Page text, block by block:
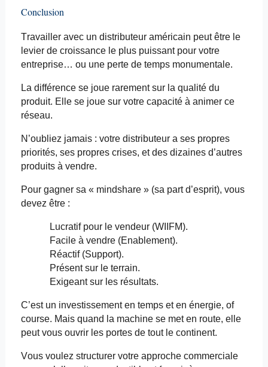
Conclusion
Travailler avec un distributeur américain peut être le
levier de croissance le plus puissant pour votre
entreprise… ou une perte de temps monumentale.
La différence se joue rarement sur la qualité du
produit. Elle se joue sur votre capacité à animer ce
réseau.
N’oubliez jamais : votre distributeur a ses propres
priorités, ses propres crises, et des dizaines d’autres
produits à vendre.
Pour gagner sa « mindshare» (sa part d’esprit), vous
devez être :
Lucratif pour le vendeur (WIIFM).
Facile à vendre (Enablement).
Réactif (Support).
Présent sur le terrain.
Exigeant sur les résultats.
C’est un investissement en temps et en énergie, of
course. Mais quand la machine se met en route, elle
peut vous ouvrir les portes de tout le continent.
Vous voulez structurer votre approche commerciale